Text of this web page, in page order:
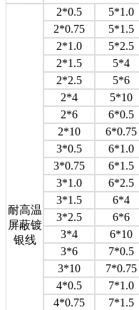
耐高温
屏蔽镀
银线
2*0.5 5*1.0
2*0.75
5*1.5
2*1.0
5*2.5
2*1.5
5*4
2*2.5
5*6
2*4
5*10
2*6
6*0.5
2*10
6*0.75
3*0.5
6*1.0
3*0.75
6*1.5
3*1.0
6*2.5
3*1.5
6*4
3*2.5
6*6
3*4
6*10
3*6
7*0.5
3*10
7*0.75
4*0.5
7*1.0
4*0.75
7*1.5